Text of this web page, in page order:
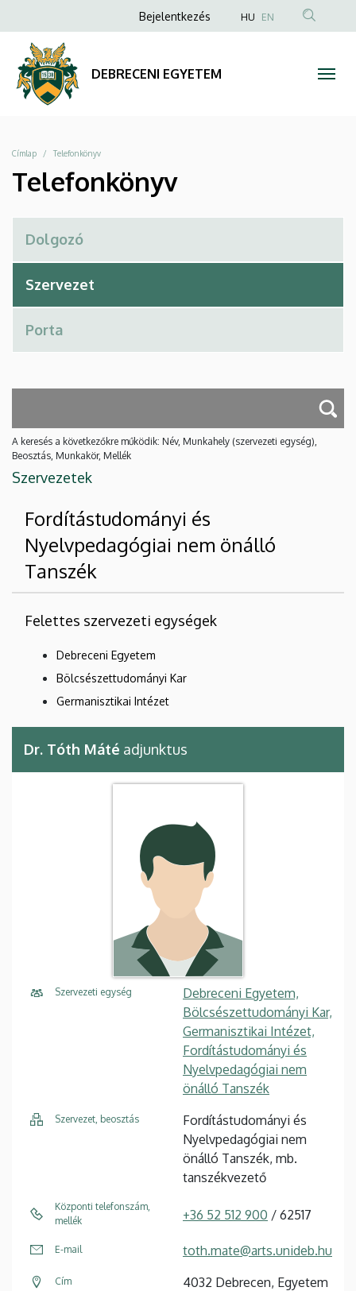
Telefonkönyv
DEBRECENI
EGYETEM
a
tartalomra
Anonim
menüje
Bejelentkezés HU EN
DEBRECENI EGYETEM
Morzsa
Címlap Telefonkönyv
Telefonkönyv
A keresés a következőkre működik: Név, Munkahely (szervezeti egység),
Beosztás, Munkakör, Mellék
Szervezetek
Fordítástudományi és
Nyelvpedagógiai nem önálló
Tanszék
Felettes szervezeti egységek
Debreceni Egyetem
Bölcsészettudományi Kar
Germanisztikai Intézet
Dr. Tóth Máté adjunktus
Szervezeti egység
Debreceni Egyetem,
Bölcsészettudományi Kar,
Germanisztikai Intézet,
Fordítástudományi és
Nyelvpedagógiai nem
önálló Tanszék
Szervezet, beosztás
Fordítástudományi és
Nyelvpedagógiai nem
önálló Tanszék, mb.
tanszékvezető
Központi telefonszám,
mellék
+36 52 512 900 / 62517
E-mail toth.mate@arts.unideb.hu
Cím
4032 Debrecen, Egyetem